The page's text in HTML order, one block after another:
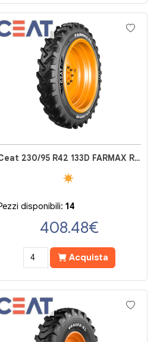
Ceat 230/95 R42 133D FARMAX RC
disponibili:14
408.48€
Acquista